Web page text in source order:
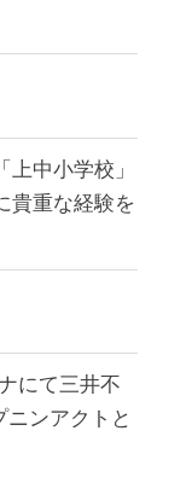
中小学校」
貴重な経験を
にて三井不
ンアクトと